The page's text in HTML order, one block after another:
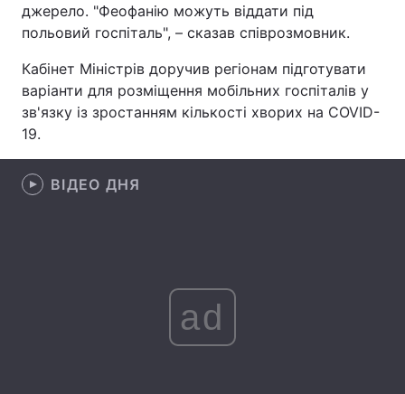
Здоров'я Туризм
Екологія Регіони
Лонгріди
Відео з Youtube
джерело. "Феофанію можуть віддати під
польовий госпіталь", – сказав співрозмовник.
Кабінет Міністрів доручив регіонам підготувати
варіанти для розміщення мобільних госпіталів у
зв'язку із зростанням кількості хворих на COVID-
19.
ВІДЕО ДНЯ
ad